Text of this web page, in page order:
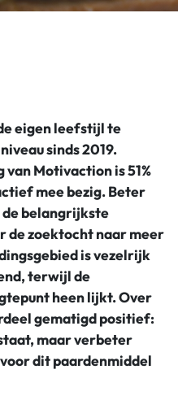
eigen leefstijl te
sinds 2019.
Motivaction is 51%
mee bezig. Beter
de belangrijkste
de zoektocht naar meer
is vezelrijk
terwijl de
heen lijkt. Over
gematigd positief:
maar verbeter
dit paardenmiddel